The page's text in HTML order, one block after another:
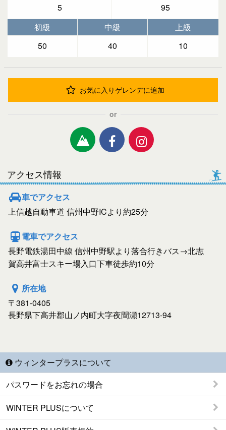
5
95
初級
中級
上級
50
40 10
お気に入りゲレンデに追加
or
アクセス情報
車でアクセス
上信越自動車道 信州中野ICより約25分
電車でアクセス
長野電鉄湯田中線 信州中野駅より落合行きバス→北志
賀高井富士スキー場入口下車徒歩約10分
所在地
〒381-0405
長野県下高井郡山ノ内町大字夜間瀬12713-94
ウィンタープラスについて
パスワードをお忘れの場合
WINTER PLUSについて